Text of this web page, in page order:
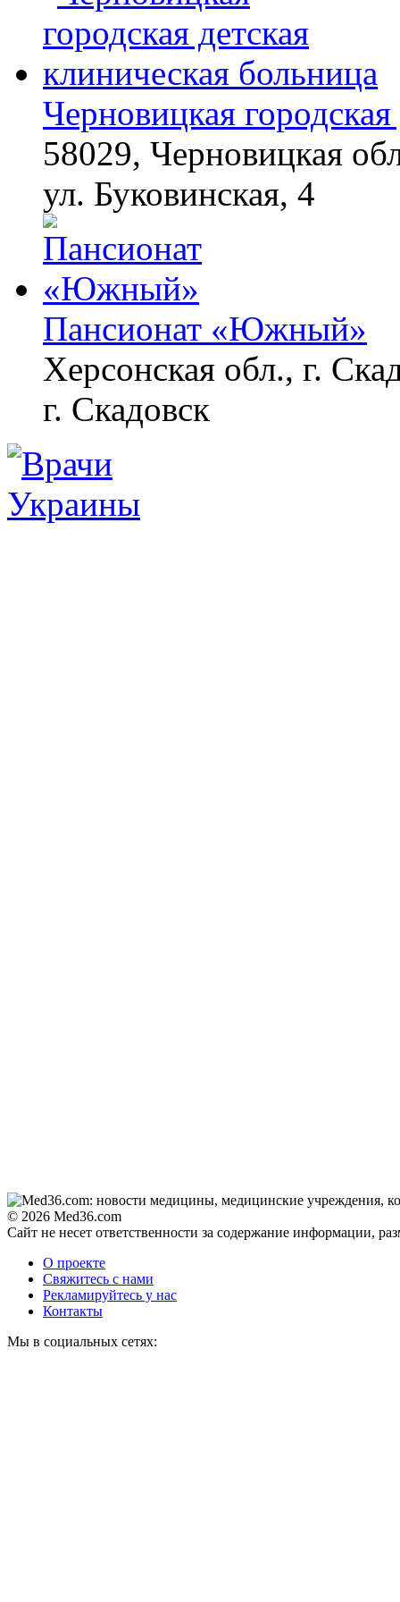
Черновицкая
58029, Черновицкая
ул. Буковинская, 4
Пансионат «Южный»
Херсонская обл., г.
г. Скадовск
© 2026 Med36.com
Сайт не несет ответственности за содержание информации,
О проекте
Свяжитесь с нами
Рекламируйтесь у нас
Контакты
Мы в социальных сетях: